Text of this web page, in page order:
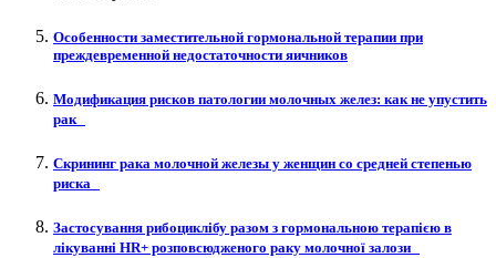
Особенности заместительной гормональной терапии при
преждевременной недостаточности яичников
Модификация рисков патологии молочных желез: как не упустить
рак
Cкрининг рака молочной железы у женщин со средней степенью
риска
Застосування рибоциклібу разом з гормональною терапією в
лікуванні HR+ розповсюдженого раку молочної залози